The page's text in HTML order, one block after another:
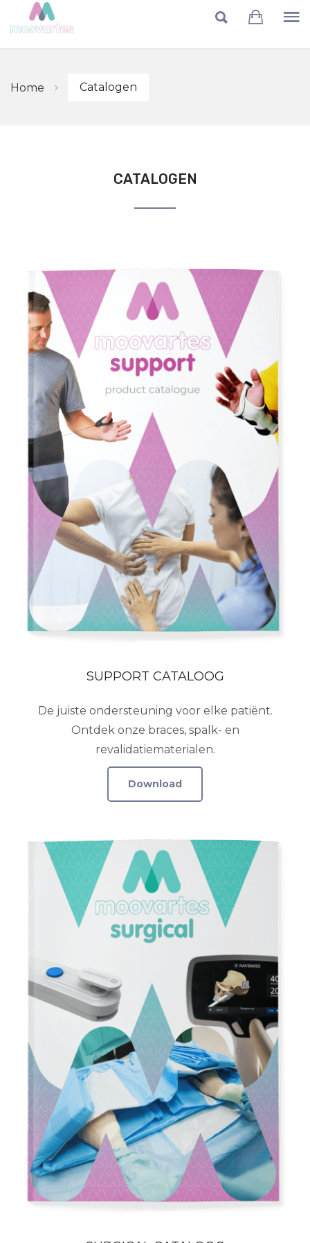
Skip to main content
Home Catalogen
CATALOGEN
SUPPORT CATALOOG
De juiste ondersteuning voor elke patiënt.
Ontdek onze braces, spalk- en
revalidatiematerialen.
Download